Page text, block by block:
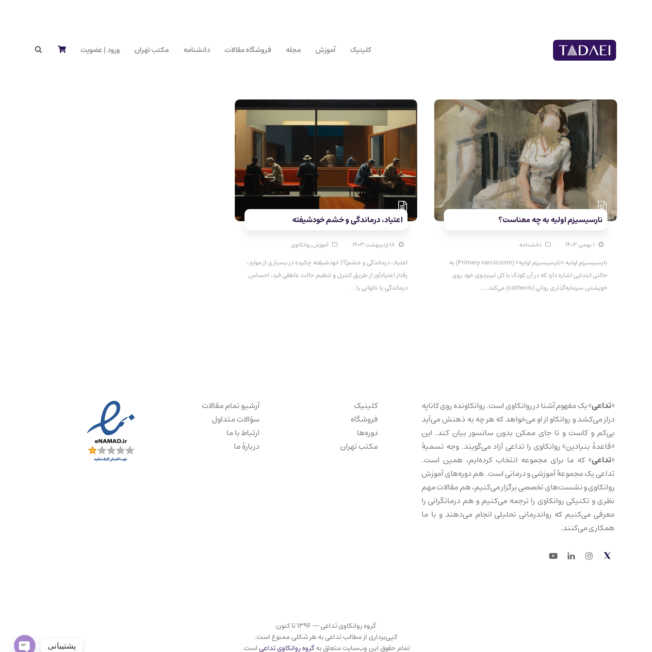
کلینیک آموزش مجله فروشگاه مقالات دانشنامه مکتب تهران ورود | عضویت
نارسیسیزم اولیه به چه معناست؟
۱ بهمن ۱۴۰۳ دانشنامه
نارسیسیزم اولیه «نارسیسیزم اولیه» (Primary narcissism) به
حالتی ابتدایی اشاره دارد که در آن کودک با کل لیبیدوی خود روی
خویشتن سرمایه‌گذاری روانی (cathexis) می‌کند.…
اعتیاد، درماندگی و خشم خودشیفته
۱۸ اردیبهشت ۱۴۰۳ آموزش روانکاوی
اعتیاد، درماندگی و خشم[1] خودشیفته چکیده در بسیاری از موارد،
رفتار اعتیادآور از طریق کنترل و تنظیم حالت عاطفی فرد، احساس
درماندگی یا ناتوانی را…
«تداعی» یک مفهوم آشنا در روانکاوی است. روانکاونده روی کاناپه
دراز می‌کشد و روانکاو از او می‌خواهد که هر چه به ذهنش می‌آید
بی‌کم و کاست و تا جای ممکن بدون سانسور بیان کند. این
«قاعدهٔ بنیادین» روانکاوی را تداعی آزاد می‌گویند. وجه تسمیهٔ
«تداعی» که ما برای مجموعه انتخاب کرده‌ایم، همین است.
تداعی یک مجموعهٔ آموزشی و درمانی است. هم دوره‌های آموزش
روانکاوی و نشست‌های تخصصی برگزار می‌کنیم، هم مقالات مهم
نظری و تکنیکی روانکاوی را ترجمه می‌کنیم و هم درمانگرانی را
معرفی می‌کنیم که رواندرمانی تحلیلی انجام می‌دهند و با ما
همکاری می‌کنند.
Twitter
Instagram
LinkedIn
Youtube
کلینیک
فروشگاه
دوره‌ها
مکتب تهران
آرشیو تمام مقالات
سؤالات متداول
ارتباط با ما
دربارهٔ ما
گروه روانکاوی تداعی — ۱۳۹۶ تا کنون
کپی‌برداری از مطالب تداعی به هر شکلی ممنوع است.
تمام حقوق این وب‌سایت متعلق بهگروه روانکاوی تداعیاست. پشتیبانی